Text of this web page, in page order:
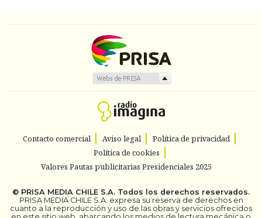
Contacto comercial Aviso legal
Política de privacidad
Política de cookies
Valores Pautas publicitarias Presidenciales 2025
© PRISA MEDIA CHILE S.A. Todos los derechos reservados.
PRISA MEDIA CHILE S.A. expresa su reserva de derechos en
cuanto a la reproducción y uso de las obras y servicios ofrecidos